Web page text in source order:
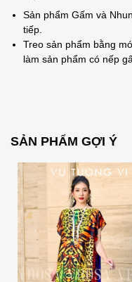
Sản phẩm Gấm và
tiếp.
Treo sản phẩm bằng
làm sản phẩm có nếp
SẢN PHẨM GỢI Ý